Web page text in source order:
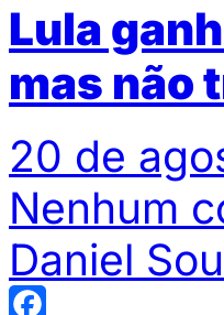
Lula
mas não
20 de
Nenhum
Daniel